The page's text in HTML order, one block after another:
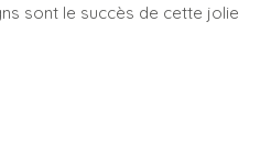
sont le succès de cette jolie